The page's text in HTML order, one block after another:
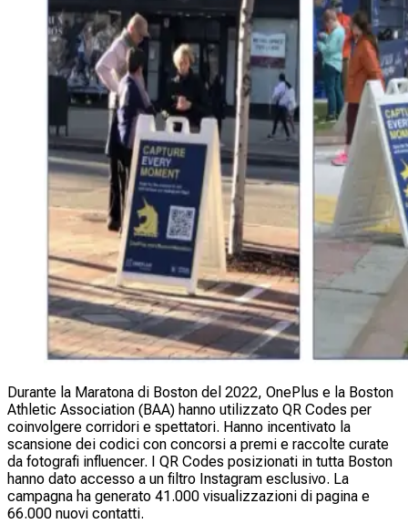
Durante la Maratona di Boston del 2022, OnePlus e la Boston
Athletic Association (BAA) hanno utilizzato QR Codes per
coinvolgere corridori e spettatori. Hanno incentivato la
scansione dei codici con concorsi a premi e raccolte curate
da fotografi influencer. I QR Codes posizionati in tutta Boston
hanno dato accesso a un filtro Instagram esclusivo. La
campagna ha generato 41.000 visualizzazioni di pagina e
66.000 nuovi contatti.